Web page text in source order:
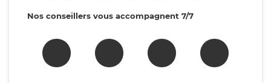
Nos conseillers vous accompagnent 7/7